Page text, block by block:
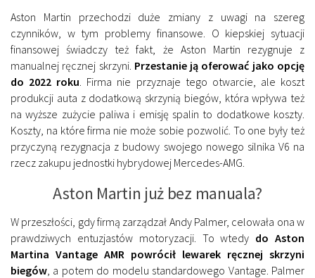
Aston Martin przechodzi duże zmiany z uwagi na szereg
czynników, w tym problemy finansowe. O kiepskiej sytuacji
finansowej świadczy też fakt, że Aston Martin rezygnuje z
manualnej ręcznej skrzyni. Przestanie ją oferować jako opcję
do 2022 roku . Firma nie przyznaje tego otwarcie, ale koszt
produkcji auta z dodatkową skrzynią biegów, która wpływa też
na wyższe zużycie paliwa i emisję spalin to dodatkowe koszty.
Koszty, na które firma nie może sobie pozwolić. To one były też
przyczyną rezygnacja z budowy swojego nowego silnika V6 na
rzecz zakupu jednostki hybrydowej Mercedes-AMG.
Aston Martin już bez manuala?
W przeszłości, gdy firmą zarządzał Andy Palmer, celowała ona w
prawdziwych entuzjastów motoryzacji. To wtedy do Aston
Martina Vantage AMR powrócił lewarek ręcznej skrzyni
biegów , a potem do modelu standardowego Vantage. Palmer